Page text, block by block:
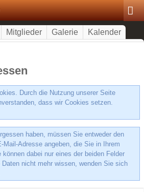
Mitglieder Galerie Kalender
Durch die Nutzung unserer Seite
dass wir Cookies setzen.
haben, müssen Sie entweder den
Mail-Adresse angeben, die Sie in Ihrem
dabei nur eines der beiden Felder
nicht mehr wissen, wenden Sie sich